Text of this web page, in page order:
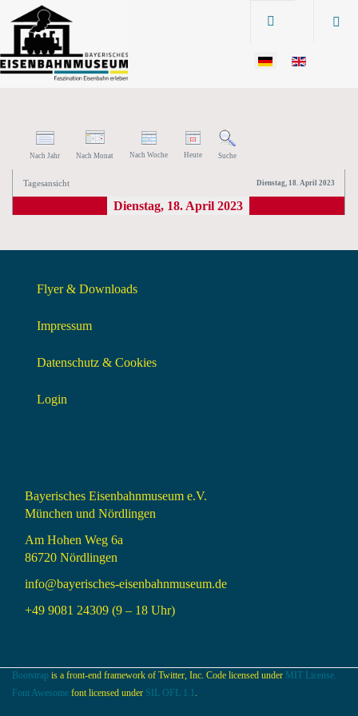
Nach Jahr Nach Monat Nach Woche Heute Suche
Tagesansicht Dienstag, 18. April 2023
Dienstag, 18. April 2023
Flyer & Downloads
Impressum
Datenschutz & Cookies
Login
Bayerisches Eisenbahnmuseum e.V.
München und Nördlingen
Am Hohen Weg 6a
86720 Nördlingen
info@bayerisches-eisenbahnmuseum.de
+49 9081 24309 (9 – 18 Uhr)
Bootstrap is a front-end framework of Twitter, Inc. Code licensed under MIT License.
Font Awesome font licensed under SIL OFL 1.1 .